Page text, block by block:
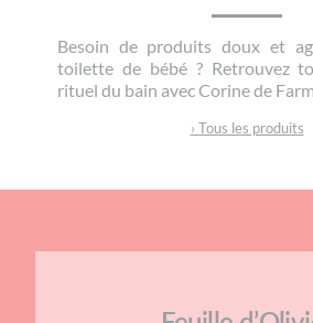
Besoin de produits doux et
toilette de bébé ? Retrouvez
rituel du bain avec Corine de
› Tous les produits